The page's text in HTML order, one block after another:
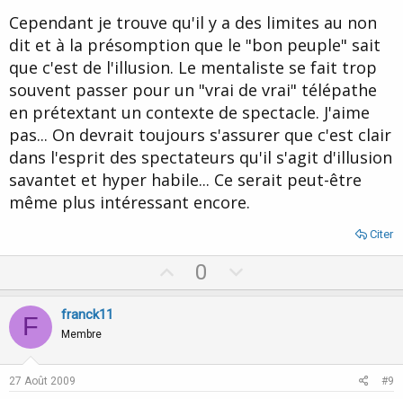
Cependant je trouve qu'il y a des limites au non
dit et à la présomption que le "bon peuple" sait
que c'est de l'illusion. Le mentaliste se fait trop
souvent passer pour un "vrai de vrai" télépathe
en prétextant un contexte de spectacle. J'aime
pas... On devrait toujours s'assurer que c'est clair
dans l'esprit des spectateurs qu'il s'agit d'illusion
savantet et hyper habile... Ce serait peut-être
même plus intéressant encore.
Citer
p
t
0
o
v
F franck11
Membre
27 Août 2009 #9